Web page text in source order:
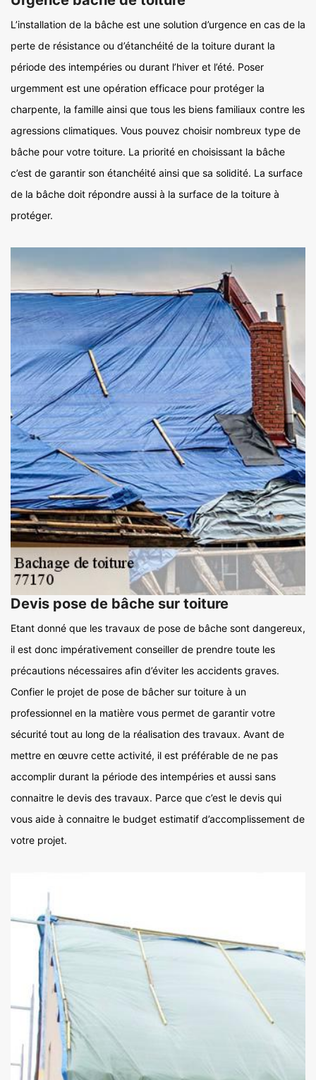
L’installation de la bâche est une solution d’urgence en cas de la
perte de résistance ou d’étanchéité de la toiture durant la
période des intempéries ou durant l’hiver et l’été. Poser
urgemment est une opération efficace pour protéger la
charpente, la famille ainsi que tous les biens familiaux contre les
agressions climatiques. Vous pouvez choisir nombreux type de
bâche pour votre toiture. La priorité en choisissant la bâche
c’est de garantir son étanchéité ainsi que sa solidité. La surface
de la bâche doit répondre aussi à la surface de la toiture à
protéger.
Devis pose de bâche sur toiture
Etant donné que les travaux de pose de bâche sont dangereux,
il est donc impérativement conseiller de prendre toute les
précautions nécessaires afin d’éviter les accidents graves.
Confier le projet de pose de bâcher sur toiture à un
professionnel en la matière vous permet de garantir votre
sécurité tout au long de la réalisation des travaux. Avant de
mettre en œuvre cette activité, il est préférable de ne pas
accomplir durant la période des intempéries et aussi sans
connaitre le devis des travaux. Parce que c’est le devis qui
vous aide à connaitre le budget estimatif d’accomplissement de
votre projet.